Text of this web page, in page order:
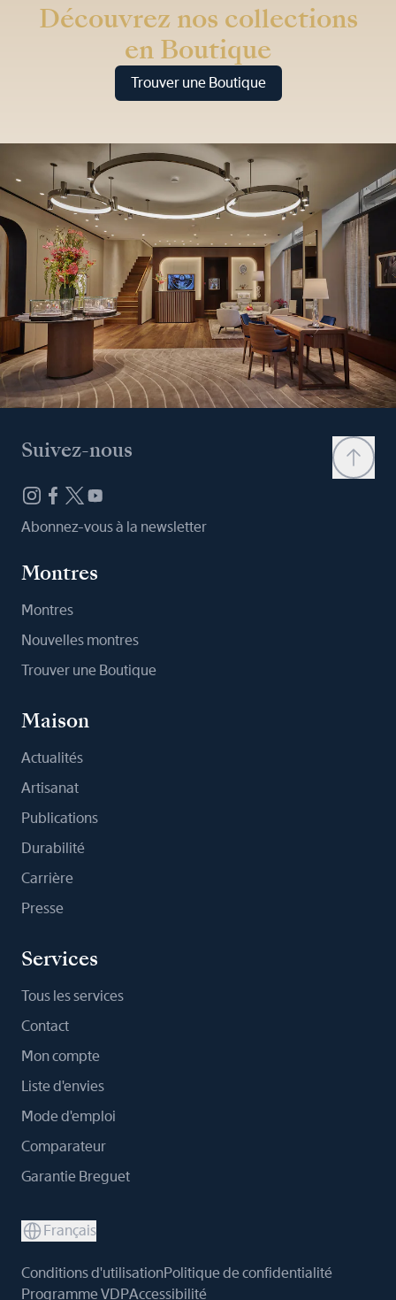
Découvrez nos collections
en Boutique
Trouver une Boutique
Suivez-nous
Abonnez-vous à la newsletter
Montres
Montres
Nouvelles montres
Trouver une Boutique
Maison
Actualités
Artisanat
Publications
Durabilité
Carrière
Presse
Services
Tous les services
Contact
Mon compte
Liste d'envies
Mode d'emploi
Comparateur
Garantie Breguet
Français
Conditions d'utilisationPolitique de confidentialité
Programme VDPAccessibilité